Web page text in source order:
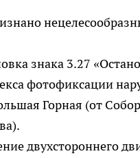
знака 3.27
фотофиксации
Горная (от
двухстороннего